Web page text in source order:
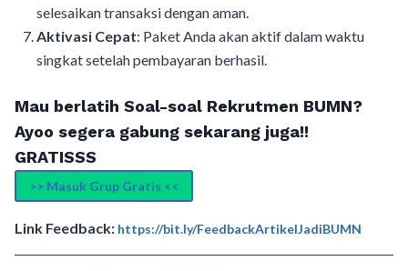
selesaikan transaksi dengan aman.
Aktivasi Cepat: Paket Anda akan aktif dalam waktu
singkat setelah pembayaran berhasil.
Mau berlatih Soal-soal Rekrutmen BUMN?
Ayoo segera gabung sekarang juga!!
GRATISSS
>> Masuk Grup Gratis <<
Link Feedback: https://bit.ly/FeedbackArtikelJadiBUMN